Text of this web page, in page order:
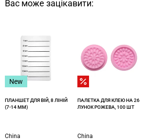
Вас може зацікавити:
New
ПЛАНШЕТ ДЛЯ ВІЙ, 8 ЛІНІЙ
(7-14 ММ)
China
ПАЛЕТКА ДЛЯ КЛЕЮ НА 26
ЛУНОК РОЖЕВА, 100 ШТ
China